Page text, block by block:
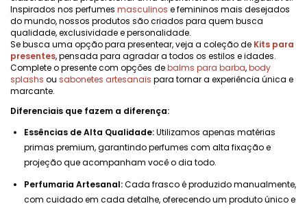
Inspirados nos perfumes masculinos e femininos mais desejados
do mundo, nossos produtos são criados para quem busca
qualidade, exclusividade e personalidade.
Se busca uma opção para presentear, veja a coleção de Kits para
presentes, pensada para agradar a todos os estilos e idades.
Complete o presente com opções debalms para barba,body
splashs ou sabonetes artesanais para tornar a experiência única e
marcante.
Diferenciais que fazem a diferença:
Essências de Alta Qualidade:Utilizamos apenas matérias
primas premium, garantindo perfumes com alta fixação e
projeção que acompanham você o dia todo.
Perfumaria Artesanal:Cada frasco é produzido manualmente,
com cuidado em cada detalhe, oferecendo um produto único e